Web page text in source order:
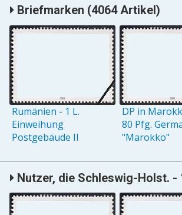
Briefmarken (4064 Artikel)
Rumänien - 1 L.
Einweihung
Postgebäude II
DP in
80 Pfg.
"Marokko"
Nutzer, die Schleswig-Holst. -